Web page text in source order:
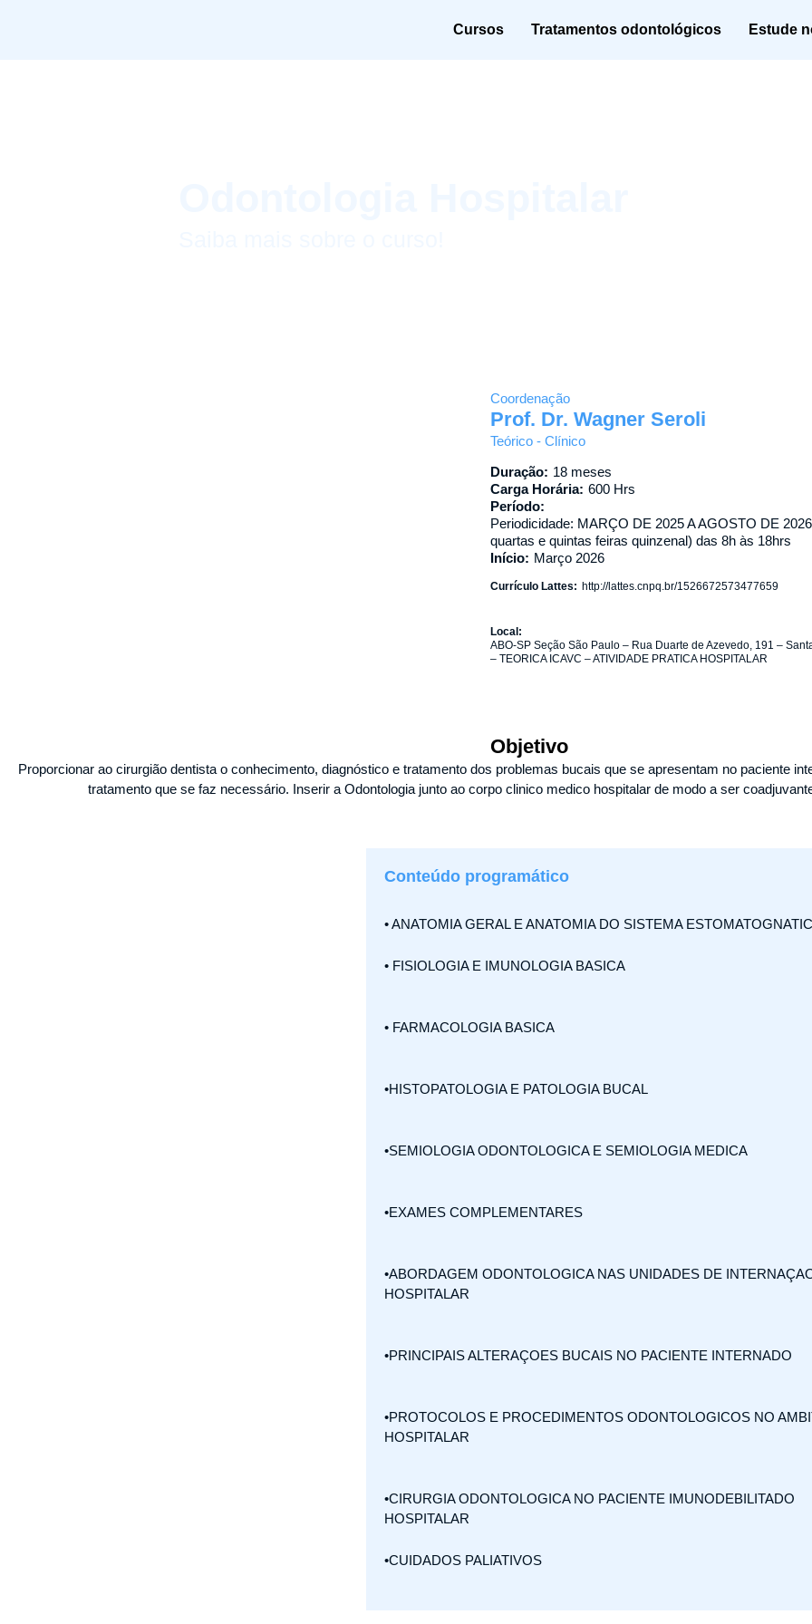
Cursos Tratamentos odontológicos Estude
Coordenação
Prof. Dr. Wagner Seroli
Teórico - Clínico
Duração: 18 meses
Carga Horária: 600 Hrs
Período:
Periodicidade: MARÇO DE 2025 A AGOSTO DE
quartas e quintas feiras quinzenal) das 8h às 18hrs
Início: Março 2026
Currículo Lattes: http://lattes.cnpq.br/1526672573477659
Local:
ABO-SP Seção São Paulo – Rua Duarte de Azevedo, 191 –
– TEORICA ICAVC – ATIVIDADE PRATICA HOSPITALAR
Objetivo
Proporcionar ao cirurgião dentista o conhecimento, diagnóstico e tratamento dos problemas bucais que se apresentam no paciente
tratamento que se faz necessário. Inserir a Odontologia junto ao corpo clinico medico hospitalar de modo a ser
Conteúdo programático​
• ANATOMIA GERAL E ANATOMIA DO SISTEMA
• FISIOLOGIA E IMUNOLOGIA BASICA
• FARMACOLOGIA BASICA
•HISTOPATOLOGIA E PATOLOGIA BUCAL
•SEMIOLOGIA ODONTOLOGICA E SEMIOLOGIA MEDICA
•EXAMES COMPLEMENTARES
•ABORDAGEM ODONTOLOGICA NAS UNIDADES DE
HOSPITALAR
•PRINCIPAIS ALTERAÇOES BUCAIS NO PACIENTE INTERNADO
•PROTOCOLOS E PROCEDIMENTOS ODONTOLOGICOS NO
HOSPITALAR
•CIRURGIA ODONTOLOGICA NO PACIENTE IMUNODEBILITADO
HOSPITALAR
•CUIDADOS PALIATIVOS